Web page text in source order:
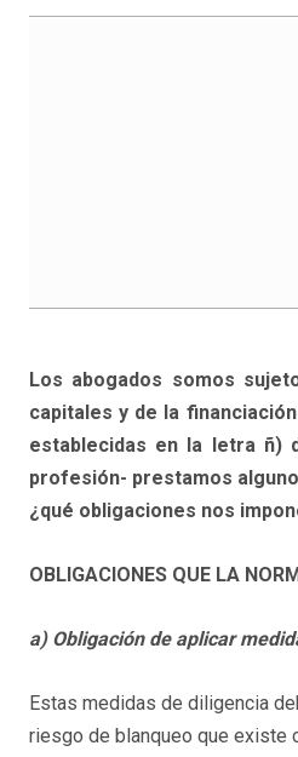
Los abogados somos
capitales y de la
establecidas en la letra ñ)
profesión- prestamos
¿qué obligaciones nos
OBLIGACIONES QUE LA
a) Obligación de aplicar
Estas medidas de diligencia
riesgo de blanqueo que existe